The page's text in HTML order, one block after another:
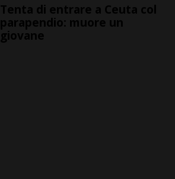
Tenta di entrare a Ceuta col
parapendio: muore un
giovane